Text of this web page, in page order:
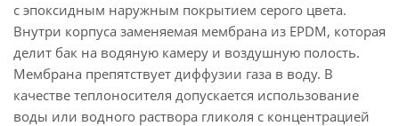
с эпоксидным наружным покрытием серого цвета.
Внутри корпуса заменяемая мембрана из EPDM, которая
делит бак на водяную камеру и воздушную полость.
Мембрана препятствует диффузии газа в воду. В
качестве теплоносителя допускается использование
воды или водного раствора гликоля с концентрацией